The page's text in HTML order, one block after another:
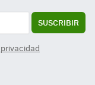
SUSCRIBIR